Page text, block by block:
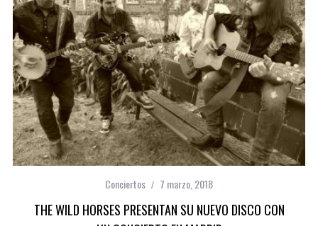
Conciertos 7 marzo, 2018
THE WILD HORSES PRESENTAN SU NUEVO DISCO CON